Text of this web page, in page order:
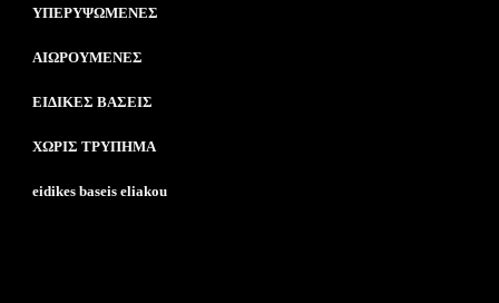
ΥΠΕΡΥΨΩΜΕΝΕΣ
ΑΙΩΡΟΥΜΕΝΕΣ
ΕΙΔΙΚΕΣ ΒΑΣΕΙΣ
ΧΩΡΙΣ ΤΡΥΠΗΜΑ
eidikes baseis eliakou